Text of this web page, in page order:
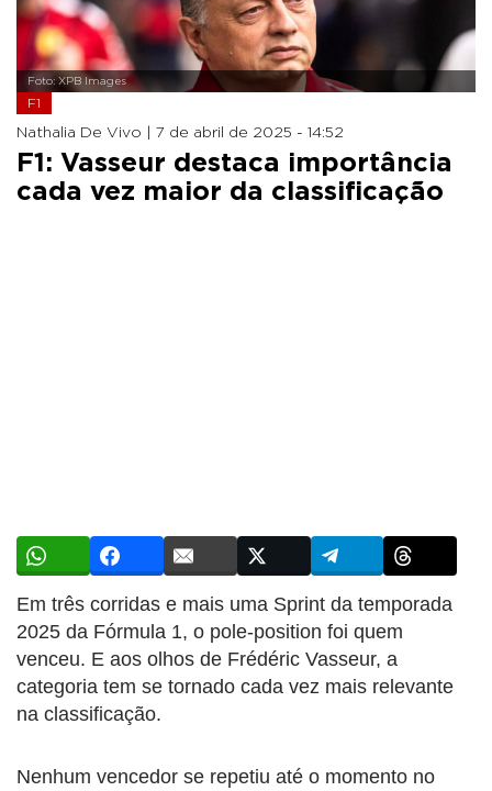
Foto: XPB Images
F1
Nathalia De Vivo | 7 de abril de 2025 - 14:52
F1: Vasseur destaca importância
cada vez maior da classificação
Em três corridas e mais uma Sprint da temporada
2025 da Fórmula 1, o pole-position foi quem
venceu. E aos olhos de Frédéric Vasseur, a
categoria tem se tornado cada vez mais relevante
na classificação.
Nenhum vencedor se repetiu até o momento no